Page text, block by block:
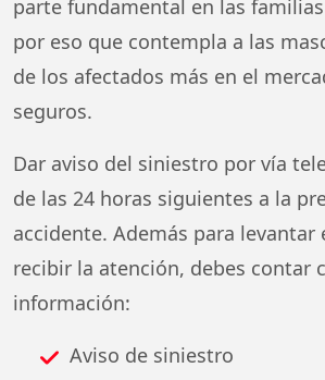
parte fundamental en las
por eso que contempla a las
de los afectados más en el
seguros.
Dar aviso del siniestro por vía
de las 24 horas siguientes a la
accidente. Además para levantar
recibir la atención, debes contar
información:
Aviso de siniestro